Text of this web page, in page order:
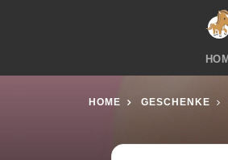
HOME GESCHENKE